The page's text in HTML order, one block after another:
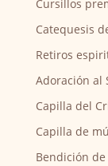
Cursillos
Catequesis
Retiros
Adoración al
Capilla del
Capilla de
Bendición